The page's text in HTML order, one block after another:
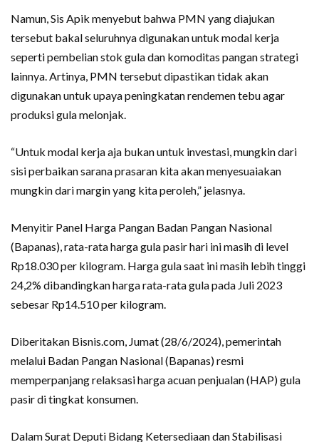
Namun, Sis Apik menyebut bahwa PMN yang diajukan
tersebut bakal seluruhnya digunakan untuk modal kerja
seperti pembelian stok gula dan komoditas pangan strategi
lainnya. Artinya, PMN tersebut dipastikan tidak akan
digunakan untuk upaya peningkatan rendemen tebu agar
produksi gula melonjak.
“Untuk modal kerja aja bukan untuk investasi, mungkin dari
sisi perbaikan sarana prasaran kita akan menyesuaiakan
mungkin dari margin yang kita peroleh,” jelasnya.
Menyitir Panel Harga Pangan Badan Pangan Nasional
(Bapanas), rata-rata harga gula pasir hari ini masih di level
Rp18.030 per kilogram. Harga gula saat ini masih lebih tinggi
24,2% dibandingkan harga rata-rata gula pada Juli 2023
sebesar Rp14.510 per kilogram.
Diberitakan Bisnis.com, Jumat (28/6/2024), pemerintah
melalui Badan Pangan Nasional (Bapanas) resmi
memperpanjang relaksasi harga acuan penjualan (HAP) gula
pasir di tingkat konsumen.
Dalam Surat Deputi Bidang Ketersediaan dan Stabilisasi